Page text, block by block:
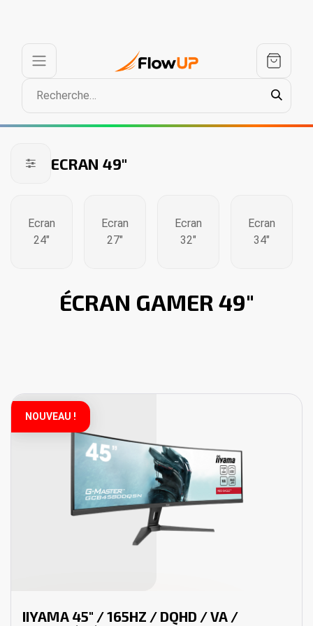
ECRAN 49"
Ecran
24"
Ecran
27"
Ecran
32"
Ecran
34"
ÉCRAN GAMER 49"
IIYAMA 45" / 165HZ / DQHD / VA /
NOUVEAU !